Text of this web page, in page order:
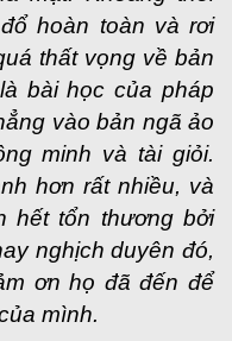
hoàn toàn và rơi
thất vọng về bản
bài học của pháp
vào bản ngã ảo
minh và tài giỏi.
hơn rất nhiều, và
hết tổn thương bởi
nghịch duyên đó,
ơn họ đã đến để
mình.